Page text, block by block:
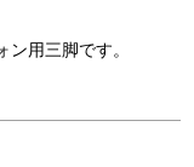
用三脚です。